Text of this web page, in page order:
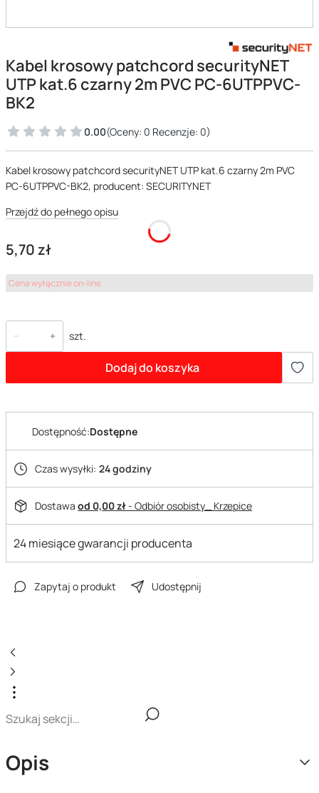
Kabel krosowy patchcord securityNET
UTP kat.6 czarny 2m PVC PC-6UTPPVC-
BK2
0.00(Oceny: 0 Recenzje: 0)
Kabel krosowy patchcord securityNET UTP kat.6 czarny 2m PVC
PC-6UTPPVC-BK2, producent: SECURITYNET
Przejdź do pełnego opisu
Cena
5,70 zł
Cena wyłącznie on-line
szt.
Dodaj do koszyka
Dostępność:Dostępne
Czas wysyłki: 24 godziny
Dostawa od 0,00 zł- Odbiór osobisty_ Krzepice
24 miesiące gwarancji producenta
Zapytaj o produkt Udostępnij
Opis